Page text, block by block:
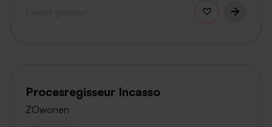
Procesregisseur Incasso
ZOwonen